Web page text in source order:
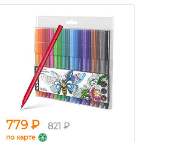
779 ₽ 821 ₽
по карте